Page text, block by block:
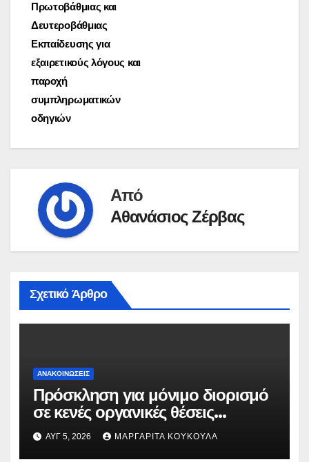
Πρωτοβάθμιας και
Δευτεροβάθμιας
Εκπαίδευσης για
εξαιρετικούς λόγους και
παροχή
συμπληρωματικών
οδηγιών
Από
Αθανάσιος Ζέρβας
Σχετικό Άρθρο
ΑΝΑΚΟΙΝΏΣΕΙΣ
Πρόσκληση για μόνιμο διορισμό
σε κενές οργανικές θέσεις
εκπαιδευτικών Πρωτοβάθμιας και
Δευτεροβάθμιας Ειδικής Αγωγής
ΑΥΓ 5, 2026 ΜΑΡΓΑΡΊΤΑ ΚΟΥΚΟΎΛΑ